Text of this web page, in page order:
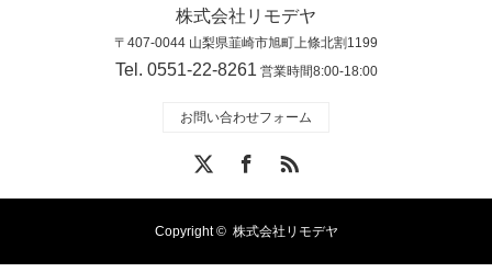
株式会社リモデヤ
〒407-0044 山梨県韮崎市旭町上條北割1199
Tel. 0551-22-8261 営業時間8:00-18:00
お問い合わせフォーム
RSS
Copyright © 株式会社リモデヤ